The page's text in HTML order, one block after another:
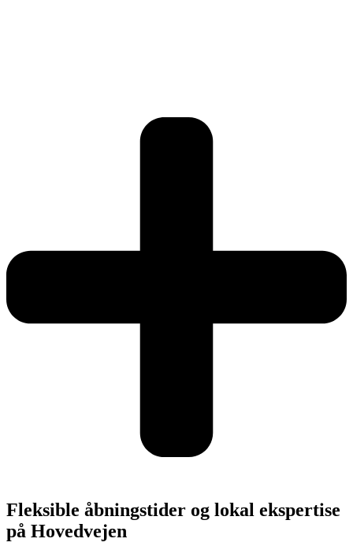
Fleksible åbningstider og lokal ekspertise
på Hovedvejen